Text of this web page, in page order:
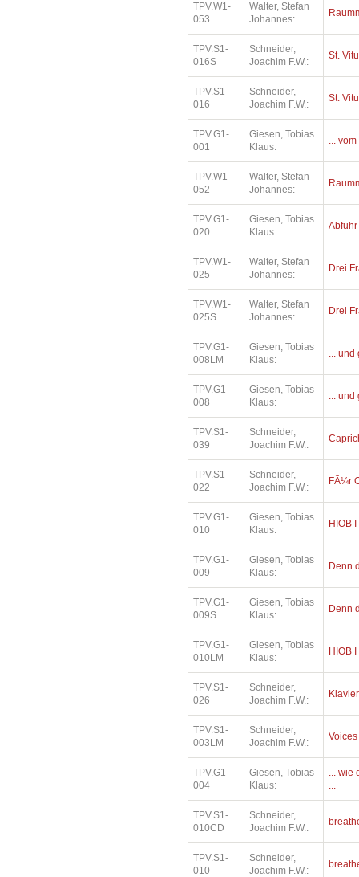
TPV.W1-
053
Walter, Stefan
Johannes:
TPV.S1-
016S
Schneider,
Joachim F.W.:
St.
TPV.S1-
016
Schneider,
Joachim F.W.:
St.
TPV.G1-
001
Giesen, Tobias
Klaus:
...
TPV.W1-
052
Walter, Stefan
Johannes:
TPV.G1-
020
Giesen, Tobias
Klaus:
Abfuhr
TPV.W1-
025
Walter, Stefan
Johannes:
Drei
TPV.W1-
025S
Walter, Stefan
Johannes:
Drei
TPV.G1-
008LM
Giesen, Tobias
Klaus:
...
TPV.G1-
008
Giesen, Tobias
Klaus:
...
TPV.S1-
039
Schneider,
Joachim F.W.:
TPV.S1-
022
Schneider,
Joachim F.W.:
FÃ¼r
TPV.G1-
010
Giesen, Tobias
Klaus:
HIOB I
TPV.G1-
009
Giesen, Tobias
Klaus:
Denn
TPV.G1-
009S
Giesen, Tobias
Klaus:
Denn
TPV.G1-
010LM
Giesen, Tobias
Klaus:
HIOB I
TPV.S1-
026
Schneider,
Joachim F.W.:
TPV.S1-
003LM
Schneider,
Joachim F.W.:
Voices
TPV.G1-
004
Giesen, Tobias
Klaus:
... wie
...
TPV.S1-
010CD
Schneider,
Joachim F.W.:
TPV.S1-
010
Schneider,
Joachim F.W.: